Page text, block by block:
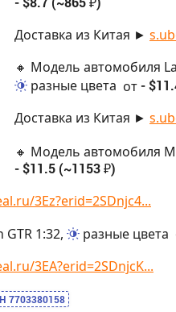
Доставка из Китая ►
🔸 Модель автомобиля
разные цвета от-
Доставка из Китая ►
🔸 Модель автомобиля
- $11.5 (~1153 ₽)
3Ez?erid=2SDnjc4...
1:32,
разные цвета
3EA?erid=2SDnjcK...
7703380158